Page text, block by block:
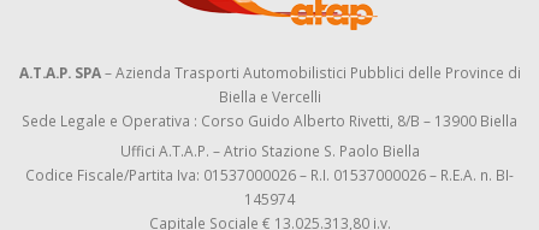
A.T.A.P. SPA– Azienda Trasporti Automobilistici Pubblici delle Province di
Biella e Vercelli
Sede Legale e Operativa : Corso Guido Alberto Rivetti, 8/B – 13900 Biella
Uffici A.T.A.P. – Atrio Stazione S. Paolo Biella
Codice Fiscale/Partita Iva: 01537000026 – R.I. 01537000026 – R.E.A. n. BI-
145974
Capitale Sociale € 13.025.313,80 i.v.